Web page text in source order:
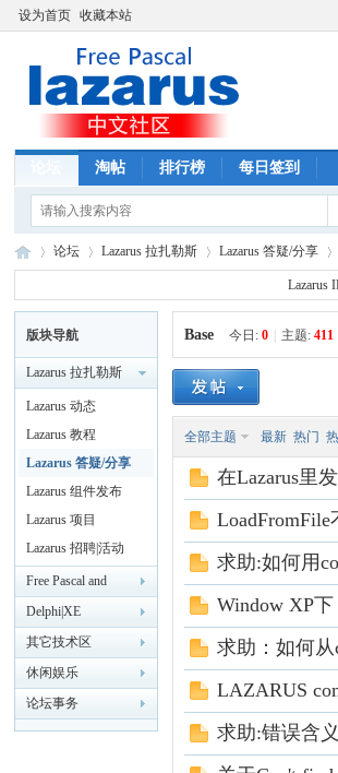
设为首页 收藏本站
淘帖 排行榜 每日签到
La
zar
»
论坛 Lazarus 拉扎勒斯 Lazarus 答疑/分享
Lazarus
版块导航
Lazarus 拉扎勒斯
Lazarus 动态
Lazarus 教程
Lazarus 答疑/分享
Lazarus 组件发布
Lazarus 项目
Lazarus 招聘|活动
Free Pascal and
Pascal
Delphi|XE
其它技术区
休闲娱乐
论坛事务
Base 今日:0 主题:411
全部主题 最新 热门
在Lazarus里
求助:如何用
Window XP
求助：如何
LAZARUS
求助:错误含义